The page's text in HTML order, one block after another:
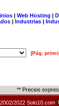
| Web Hosting |
| Industrias |
[Pág.
** Precios
2022 Solo10.com